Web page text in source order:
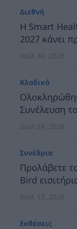
καινοτόμο και
Διεθνή
H Smart
2027 κάνει
Βερολίνο,
Ιουλ 30, 2026
Κλαδικά
Συνέλευση
Οργανωτών &
Ελλάδος
Ιουλ 24, 2026
Συνέδρια
Προλάβετε
Bird
Advanced
Ιουλ 17, 2026
Εκθέσεις